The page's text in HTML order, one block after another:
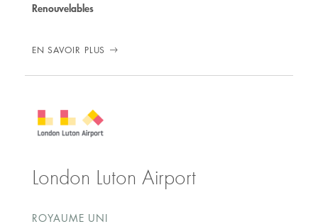
Renouvelables
EN SAVOIR PLUS
London Luton Airport
ROYAUME UNI